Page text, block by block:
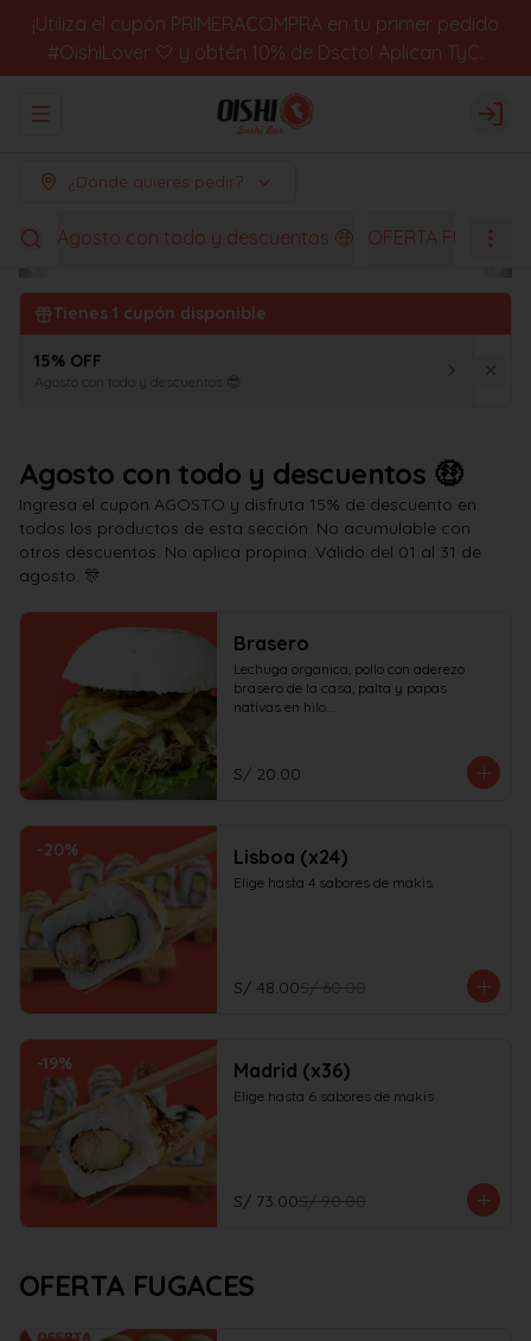
¡Utiliza el cupón PRIMERACOMPRA en tu primer pedido
#OishiLover 🤍 y obtén 10% de Dscto! Aplican TyC.
Abrir menu de navegación Login
¿Dónde quieres pedir?
Agosto con todo y descuentos 🤑 OFERTA FUGACES
Tienes 1 cupón disponible
15% OFF
Agosto con todo y descuentos 😎
Agosto con todo y descuentos 🤑
Ingresa el cupón AGOSTO y disfruta 15% de descuento en
todos los productos de esta sección. No acumulable con
otros descuentos. No aplica propina. Válido del 01 al 31 de
agosto. 🎊
Brasero
Lechuga organica, pollo con aderezo
brasero de la casa, palta y papas
nativas en hilo.
S/ 20.00
-20% Lisboa (x24)
Elige hasta 4 sabores de makis
S/ 48.00S/ 60.00
-19% Madrid (x36)
Elige hasta 6 sabores de makis
S/ 73.00S/ 90.00
OFERTA FUGACES